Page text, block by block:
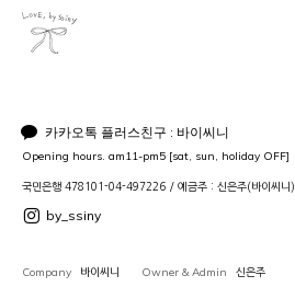
카카오톡 플러스친구 : 바이씨니
Opening hours. am11-pm5 [sat, sun, holiday OFF]
국민은행 478101-04-497226 / 예금주 : 신은주(바이씨니)
by_ssiny
Company 바이씨니 Owner & Admin 신은주